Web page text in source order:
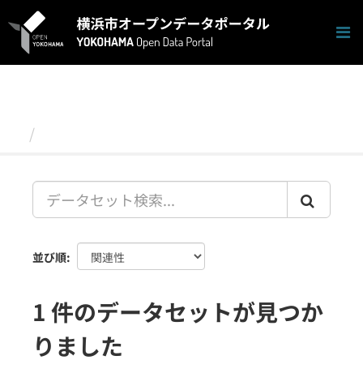
キ
並び順
1 件のデータセットが見つか
りました